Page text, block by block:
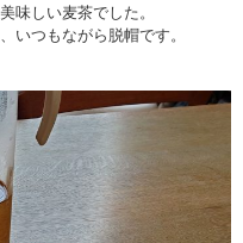
味しい麦茶でした。
いつもながら脱帽です。